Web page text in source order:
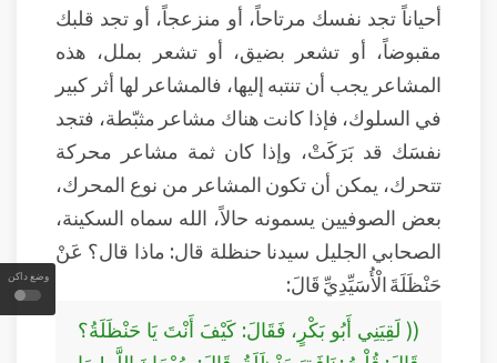
وضع داكن
أحياناً تجد نفسك مرتاحاً، أو منزعجاً، أو تجد قلبك
مقبوضاً، أو تشعر بضيق، أو تشعر بملل، هذه
المشاعر يجب أن تنتبه إليها، فالمشاعر لها أثر كبير
في السلوك، فإذا كانت هناك مشاعر مثبّطة، فتجد
نفسَك قد بَرَكَتْ، وإذا كان ثمة مشاعر محركة
تتحرك، يمكن أن تكون المشاعر من نوع المحرك،
بعض الصوفيين يسمونه حالاً، الله سماه السكينة،
الصحابي الجليل سيدنا حنظلة قال: ماذا قال؟ عَنْ
حَنْظَلَةَ الْأُسَيِّدِيِّ قَالَ:
(( لَقِيَنِي أَبُو بَكْرٍ، فَقَالَ: كَيْفَ أَنْتَ يَا حَنْظَلَةُ؟